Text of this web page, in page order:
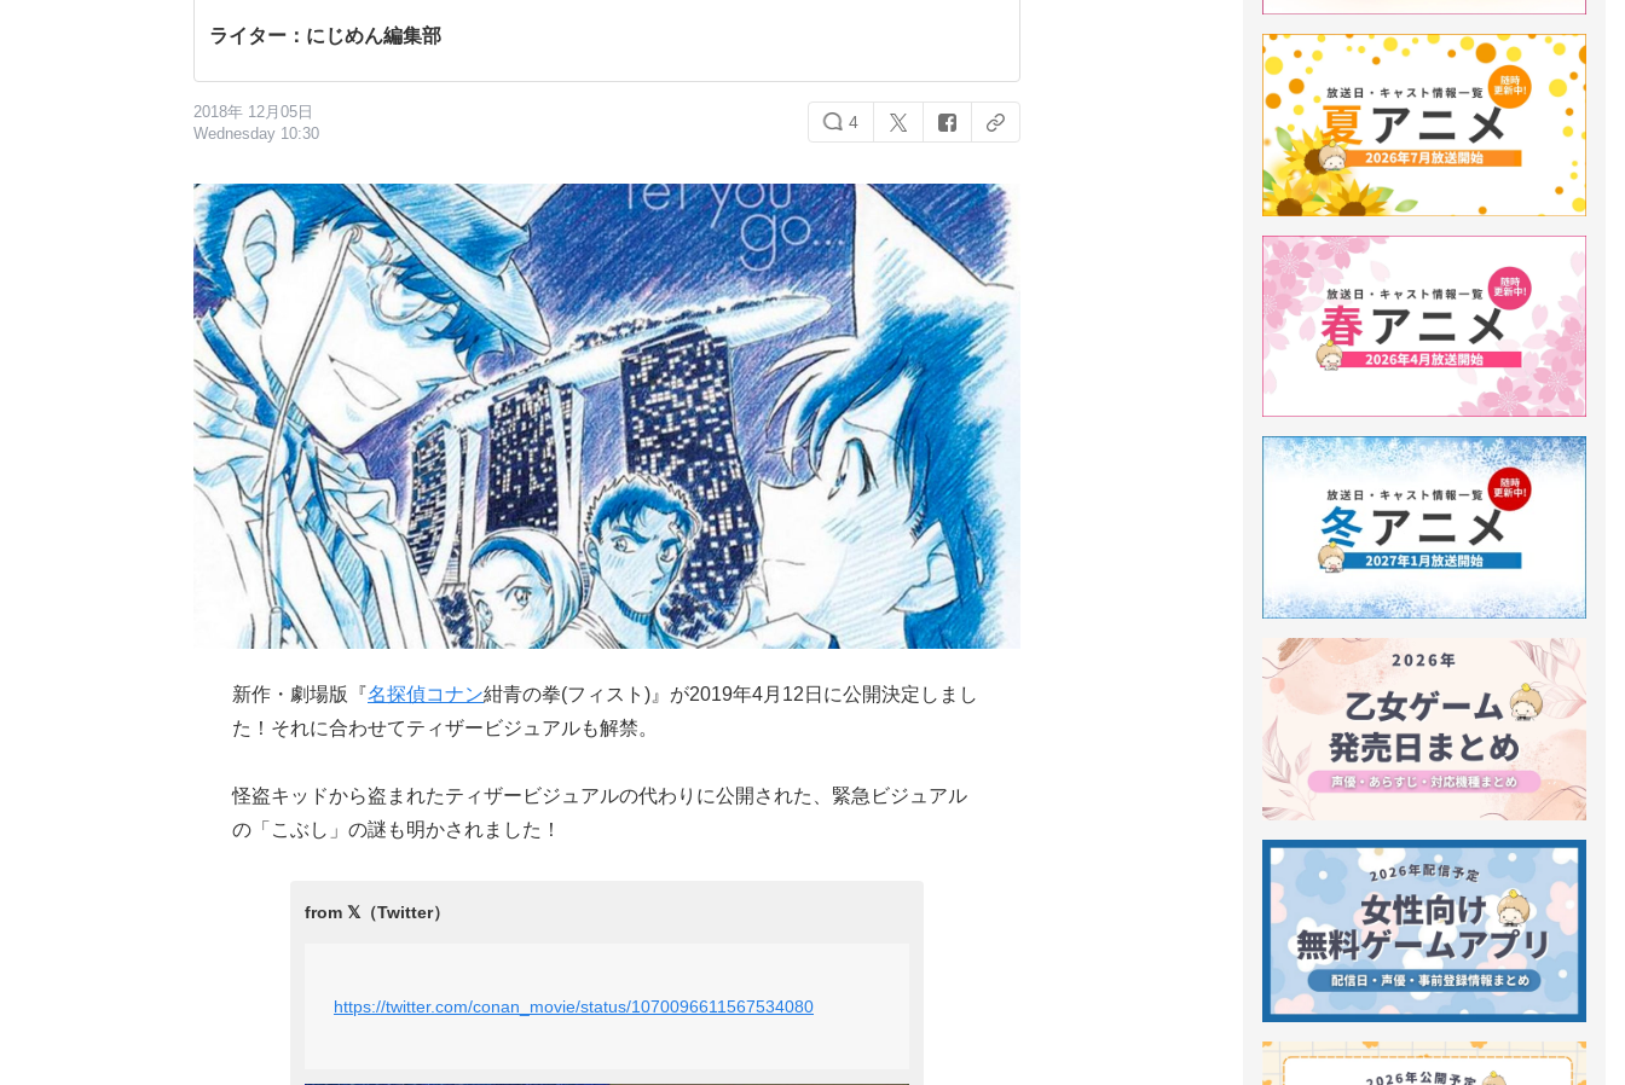
ライター：にじめん編集部
2018年 12月05日
Wednesday 10:30
4
新作・劇場版『名探偵コナン紺青の拳(フィスト)』が2019年4月12日に公開決定しまし
た！それに合わせてティザービジュアルも解禁。
怪盗キッドから盗まれたティザービジュアルの代わりに公開された、緊急ビジュアル
の「こぶし」の謎も明かされました！
https://twitter.com/conan_movie/status/1070096611567534080